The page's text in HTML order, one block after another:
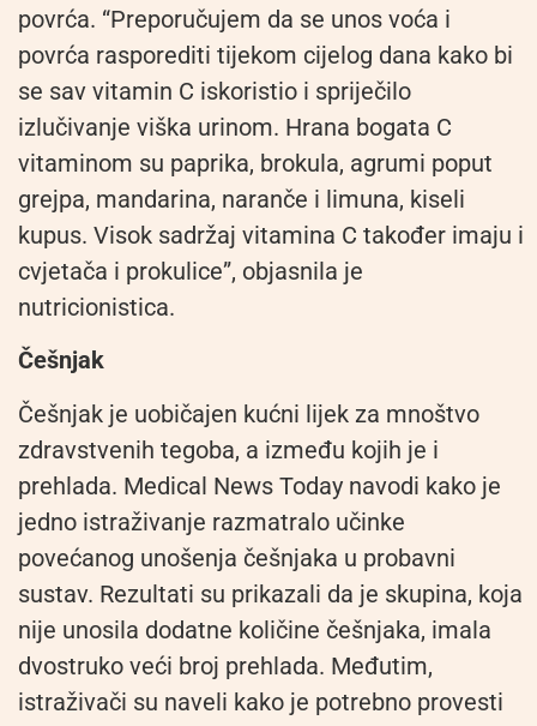
povrća. “Preporučujem da se unos voća i
povrća rasporediti tijekom cijelog dana kako bi
se sav vitamin C iskoristio i spriječilo
izlučivanje viška urinom. Hrana bogata C
vitaminom su paprika, brokula, agrumi poput
grejpa, mandarina, naranče i limuna, kiseli
kupus. Visok sadržaj vitamina C također imaju i
cvjetača i prokulice”, objasnila je
nutricionistica.
Češnjak
Češnjak je uobičajen kućni lijek za mnoštvo
zdravstvenih tegoba, a između kojih je i
prehlada. Medical News Today navodi kako je
jedno istraživanje razmatralo učinke
povećanog unošenja češnjaka u probavni
sustav. Rezultati su prikazali da je skupina, koja
nije unosila dodatne količine češnjaka, imala
dvostruko veći broj prehlada. Međutim,
istraživači su naveli kako je potrebno provesti